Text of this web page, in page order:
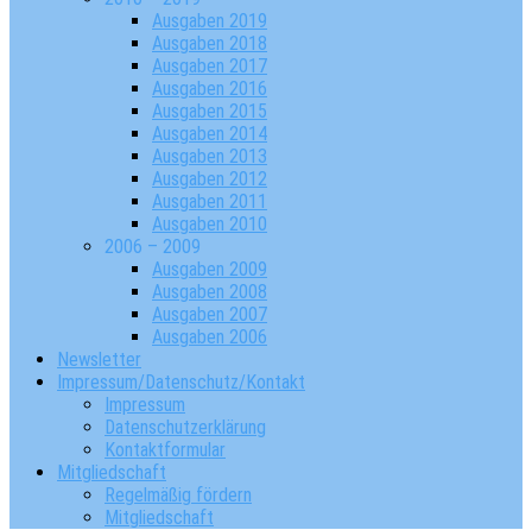
Ausgaben 2019
Ausgaben 2018
Ausgaben 2017
Ausgaben 2016
Ausgaben 2015
Ausgaben 2014
Ausgaben 2013
Ausgaben 2012
Ausgaben 2011
Ausgaben 2010
2006 – 2009
Ausgaben 2009
Ausgaben 2008
Ausgaben 2007
Ausgaben 2006
Newsletter
Impressum/Datenschutz/Kontakt
Impressum
Datenschutzerklärung
Kontaktformular
Mitgliedschaft
Regelmäßig fördern
Mitgliedschaft